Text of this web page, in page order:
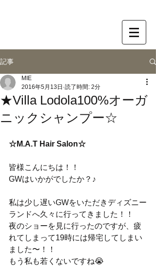
記事
★Villa Lodola100%オーガ
ニックシャンプー☆
MIE
2016年5月13日 読了時間: 2分
☆M.A.T Hair Salon☆
皆様こんにちは！！
GWはいかがでしたか？♪
私は少し遅いGWをいただきディズニー
ランドへ久々に行ってきました！！
夜のショーを見に行ったのですが、疲
れてしまって19時には帰宅してしまい
ました〜！！
もう私も若くないですね😭